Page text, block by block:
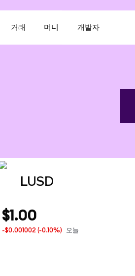
거래 머니 개발자
LUSD
$1.00
-$0.001002 (-0.10%) 오늘